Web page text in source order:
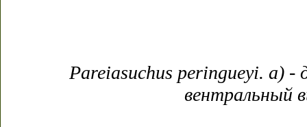
Pareiasuchus peringueyi. a) -
вентральный